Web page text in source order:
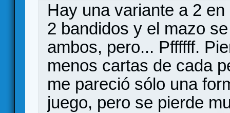
Hay una variante a 2
2 bandidos y el mazo
ambos, pero... Pffffff.
menos cartas de cada
me pareció sólo una
juego, pero se pierde